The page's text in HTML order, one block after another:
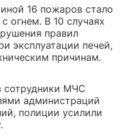
16 пожаров стало
огнем. В 10 случаях
правил
эксплуатации печей,
причинам.
сотрудники МЧС
администраций
полиции усилили